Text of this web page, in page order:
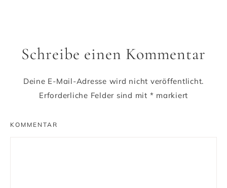
Schreibe einen Kommentar
Deine E-Mail-Adresse wird nicht veröffentlicht.
Erforderliche Felder sind mit * markiert
KOMMENTAR